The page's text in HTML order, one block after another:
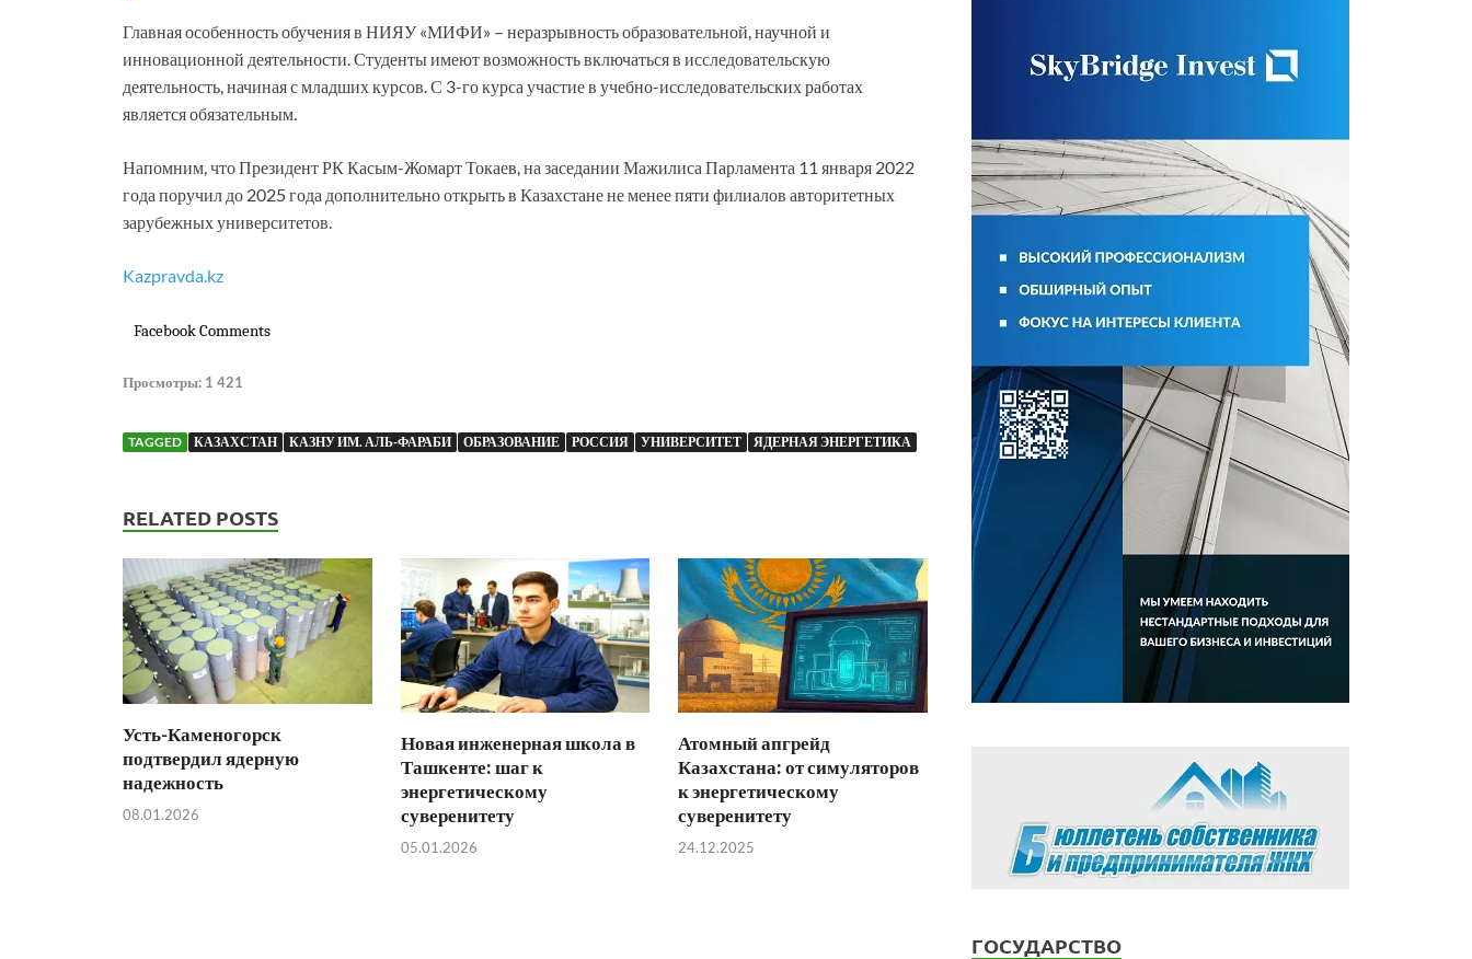
Главная особенность обучения в НИЯУ «МИФИ» – неразрывность образовательной, научной и
инновационной деятельности. Студенты имеют возможность включаться в исследовательскую
деятельность, начиная с младших курсов. С 3-го курса участие в учебно-исследовательских работах
является обязательным.
Напомним, что Президент РК Касым-Жомарт Токаев, на заседании Мажилиса Парламента 11 января 2022
года поручил до 2025 года дополнительно открыть в Казахстане не менее пяти филиалов авторитетных
зарубежных университетов.
Kazpravda.kz
Facebook Comments
Просмотры: 1 421
TAGGED КАЗАХСТАН КАЗНУ ИМ. АЛЬ-ФАРАБИ ОБРАЗОВАНИЕ РОССИЯ УНИВЕРСИТЕТ ЯДЕРНАЯ ЭНЕРГЕТИКА
RELATED POSTS
Усть-Каменогорск
подтвердил ядерную
надежность
08.01.2026
Новая инженерная школа в
Ташкенте: шаг к
энергетическому
суверенитету
05.01.2026
Атомный апгрейд
Казахстана: от симуляторов
к энергетическому
суверенитету
24.12.2025
ГОСУДАРСТВО